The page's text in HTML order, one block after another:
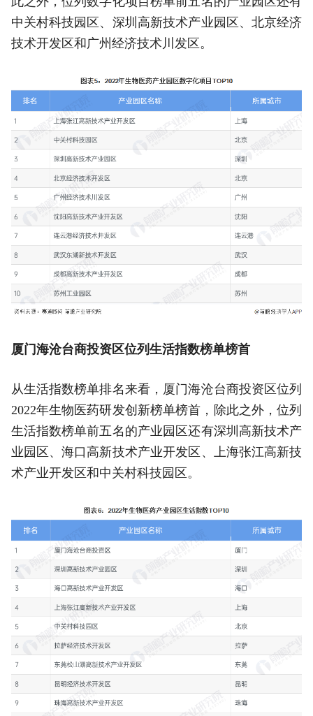
中关村科技园区、深圳高新技术产业园区、北京经济
技术开发区和广州经济技术川发区。
厦门海沧台商投资区位列生活指数榜单榜首
从生活指数榜单排名来看，厦门海沧台商投资区位列
2022年生物医药研发创新榜单榜首，除此之外，位列
生活指数榜单前五名的产业园区还有深圳高新技术产
业园区、海口高新技术产业开发区、上海张江高新技
术产业开发区和中关村科技园区。